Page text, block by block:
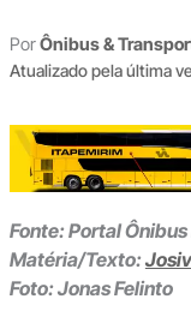
PorÔnibus &
Atualizado pela última
Fonte: Portal
Matéria/Texto:
Foto: Jonas Felinto